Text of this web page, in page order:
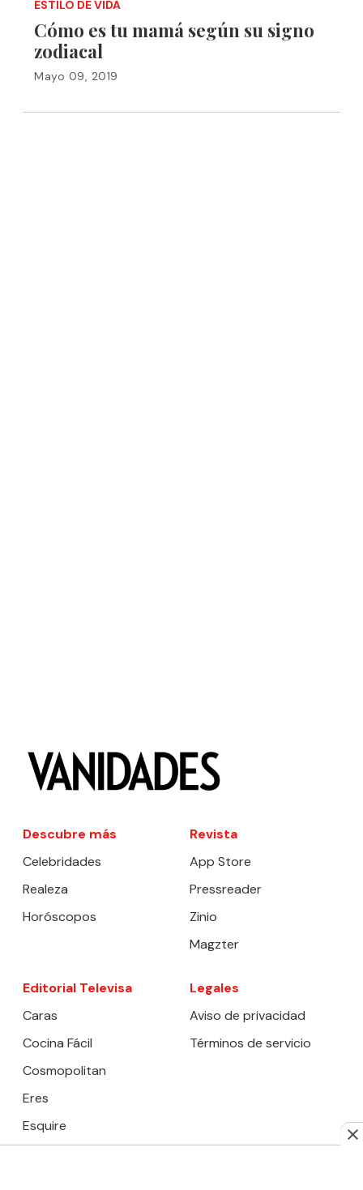
ESTILO DE VIDA
Cómo es tu mamá según su signo
zodiacal
Mayo 09, 2019
Descubre más
Celebridades
Realeza
Horóscopos
Revista
App Store
Pressreader
Zinio
Magzter
Editorial Televisa
Caras
Cocina Fácil
Cosmopolitan
Eres
Esquire
Legales
Aviso de privacidad
Términos de servicio